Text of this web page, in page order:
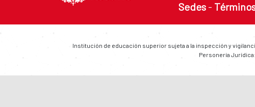
Sedes -
Institución de educación superior sujeta a la inspección y
Personería